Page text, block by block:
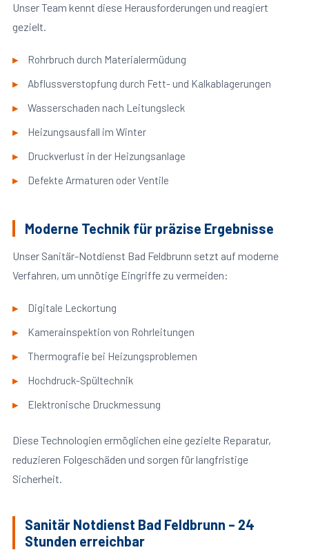
Unser Team kennt diese Herausforderungen und reagiert
gezielt.
Rohrbruch durch Materialermüdung
Abflussverstopfung durch Fett- und Kalkablagerungen
Wasserschaden nach Leitungsleck
Heizungsausfall im Winter
Druckverlust in der Heizungsanlage
Defekte Armaturen oder Ventile
Moderne Technik für präzise Ergebnisse
Unser Sanitär-Notdienst Bad Feldbrunn setzt auf moderne
Verfahren, um unnötige Eingriffe zu vermeiden:
Digitale Leckortung
Kamerainspektion von Rohrleitungen
Thermografie bei Heizungsproblemen
Hochdruck-Spültechnik
Elektronische Druckmessung
Diese Technologien ermöglichen eine gezielte Reparatur,
reduzieren Folgeschäden und sorgen für langfristige
Sicherheit.
Sanitär Notdienst Bad Feldbrunn – 24
Stunden erreichbar